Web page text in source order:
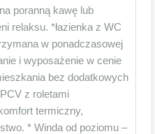
poranną kawę lub
relaksu. *łazienka z WC
w ponadczasowej
i wyposażenie w cenie
bez dodatkowych
z roletami
termiczny,
* Winda od poziomu –